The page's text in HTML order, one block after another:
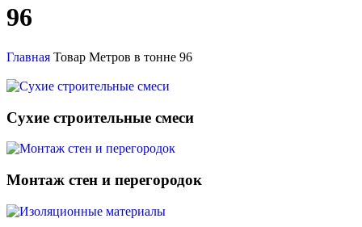
96
Главная Товар Метров в тонне 96
Сухие строительные смеси
Монтаж стен и перегородок